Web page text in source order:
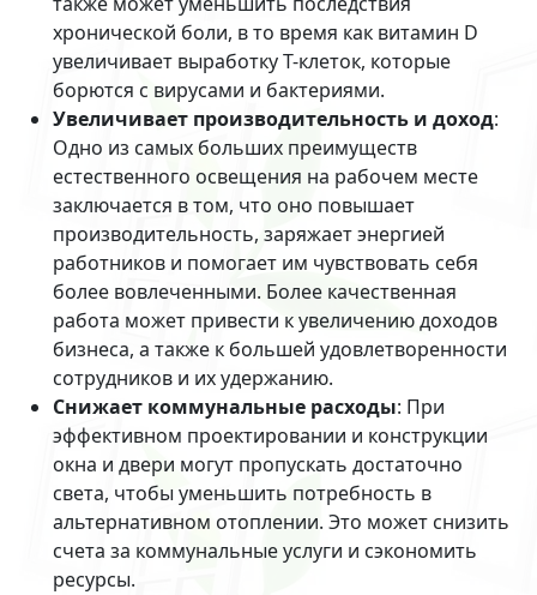
хронической боли, в то время как витамин D
увеличивает выработку Т-клеток, которые
борются с вирусами и бактериями.
Увеличивает производительность и доход:
Одно из самых больших преимуществ
естественного освещения на рабочем месте
заключается в том, что оно повышает
производительность, заряжает энергией
работников и помогает им чувствовать себя
более вовлеченными. Более качественная
работа может привести к увеличению доходов
бизнеса, а также к большей удовлетворенности
сотрудников и их удержанию.
Снижает коммунальные расходы: При
эффективном проектировании и конструкции
окна и двери могут пропускать достаточно
света, чтобы уменьшить потребность в
альтернативном отоплении. Это может снизить
счета за коммунальные услуги и сэкономить
ресурсы.